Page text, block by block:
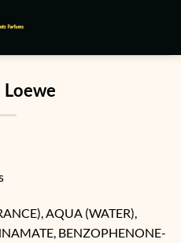
Loewe
AQUA (WATER),
BENZOPHENONE-